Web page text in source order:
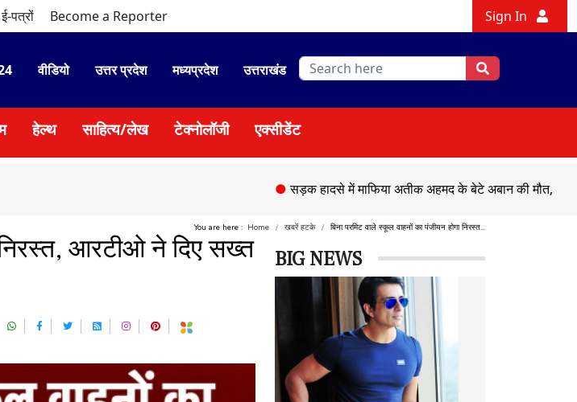
ई-पत्रों Become a Reporter Sign In
वीडियो उत्तर प्रदेश मध्यप्रदेश उत्तराखंड
हेल्थ साहित्य/लेख टेक्नोलॉजी एक्सीडेंट
सड़क हादसे में माफिया अतीक अहमद के बेटे अबान की मौत, ● चेहल्लुम
You are here : Home खबरें हटके बिना परमिट वाले स्कूल वाहनों का पंजीयन होगा निरस्त...
निरस्त, आरटीओ ने दिए सख्त
BIG NEWS